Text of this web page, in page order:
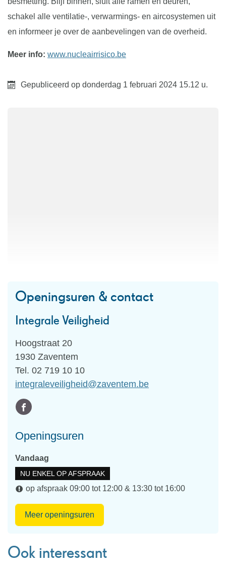
schakel alle ventilatie-, verwarmings- en aircosystemen uit
en informeer je over de aanbevelingen van de overheid.
Meer info: www.nucleairrisico.be
Gepubliceerd op donderdag 1 februari 2024 15.12 u.
Openingsuren & contact
Integrale Veiligheid
Adres
Hoogstraat 20
,1930 Zaventem
Tel. 02 719 10 10
E-
mail
integraleveiligheid@zaventem.be
Volg
op
Facebook
Veiligheid
Openingsuren
Vandaag
NU ENKEL OP AFSPRAAK
op afspraak 09:00 tot 12:00 & 13:30 tot 16:00
Meer openingsuren
Ook interessant